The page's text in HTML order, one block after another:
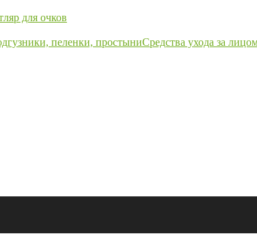
для очков
пеленки, простыниСредства ухода за